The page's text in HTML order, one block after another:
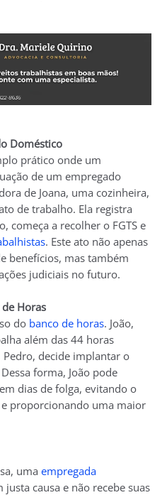
Doméstico
prático onde um
de um empregado
de Joana, uma cozinheira,
de trabalho. Ela registra
começa a recolher o FGTS e
. Este ato não apenas
benefícios, mas também
judiciais no futuro.
Horas
do banco de horas. João,
além das 44 horas
Pedro, decide implantar o
Dessa forma, João pode
em dias de folga, evitando o
proporcionando uma maior
umaempregada
justa causa e não recebe suas